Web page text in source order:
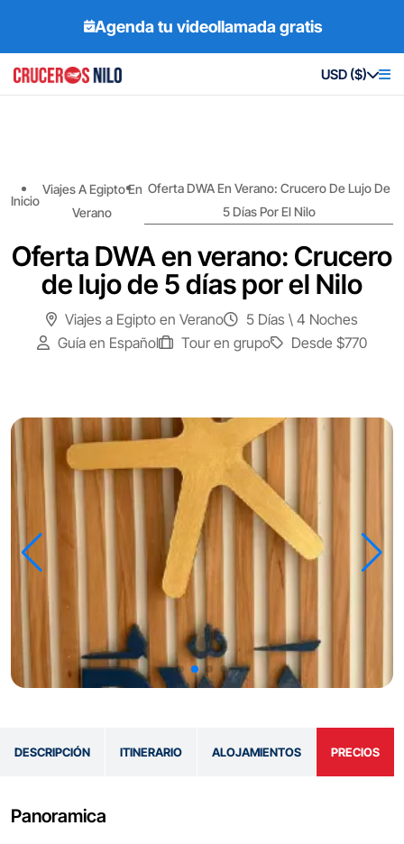
Agenda tu videollamada gratis
USD ($)
Inicio
Viajes A Egipto En
Verano
Oferta DWA En Verano: Crucero De Lujo De
5 Días Por El Nilo
Oferta DWA en verano: Crucero
de lujo de 5 días por el Nilo
Viajes a Egipto en Verano
5 Días \ 4 Noches
Guía en Español
Tour en grupo Desde $770
DESCRIPCIÓN ITINERARIO ALOJAMIENTOS PRECIOS
Panoramica